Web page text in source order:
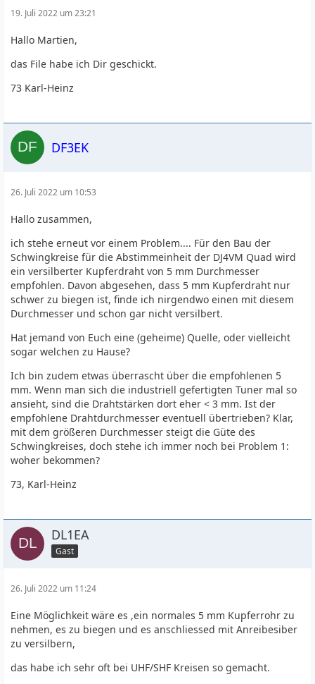
19. Juli 2022 um 23:21
Hallo Martien,
das File habe ich Dir geschickt.
73 Karl-Heinz
DF3EK
26. Juli 2022 um 10:53
Hallo zusammen,
ich stehe erneut vor einem Problem.... Für den Bau der
Schwingkreise für die Abstimmeinheit der DJ4VM Quad wird
ein versilberter Kupferdraht von 5 mm Durchmesser
empfohlen. Davon abgesehen, dass 5 mm Kupferdraht nur
schwer zu biegen ist, finde ich nirgendwo einen mit diesem
Durchmesser und schon gar nicht versilbert.
Hat jemand von Euch eine (geheime) Quelle, oder vielleicht
sogar welchen zu Hause?
Ich bin zudem etwas überrascht über die empfohlenen 5
mm. Wenn man sich die industriell gefertigten Tuner mal so
ansieht, sind die Drahtstärken dort eher < 3 mm. Ist der
empfohlene Drahtdurchmesser eventuell übertrieben? Klar,
mit dem größeren Durchmesser steigt die Güte des
Schwingkreises, doch stehe ich immer noch bei Problem 1:
woher bekommen?
73, Karl-Heinz
DL1EA
Gast
26. Juli 2022 um 11:24
Eine Möglichkeit wäre es ,ein normales 5 mm Kupferrohr zu
nehmen, es zu biegen und es anschliessed mit Anreibesiber
zu versilbern,
das habe ich sehr oft bei UHF/SHF Kreisen so gemacht.